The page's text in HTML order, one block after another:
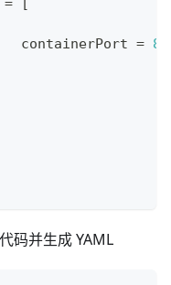
=
containerPort
= 80
码并生成 YAML